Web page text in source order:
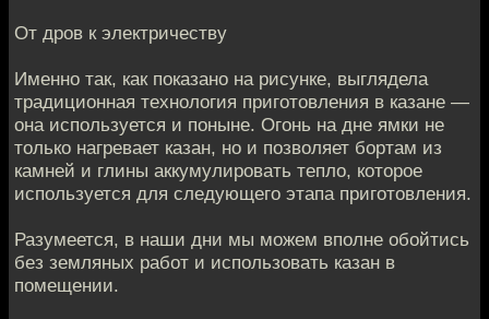
От дров к электричеству
Именно так, как показано на рисунке, выглядела
традиционная технология приготовления в казане —
она используется и поныне. Огонь на дне ямки не
только нагревает казан, но и позволяет бортам из
камней и глины аккумулировать тепло, которое
используется для следующего этапа приготовления.
Разумеется, в наши дни мы можем вполне обойтись
без земляных работ и использовать казан в
помещении.